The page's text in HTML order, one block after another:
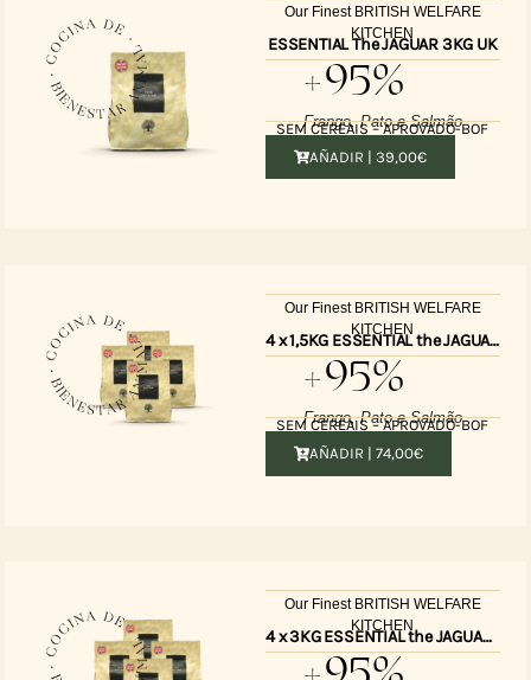
Our Finest BRITISH WELFARE
KITCHEN
ESSENTIAL The JAGUAR 3KG UK
+95%
Frango, Pato e Salmão
SEM CEREAIS – APROVADO-BOF
AÑADIR |39,00€
Our Finest BRITISH WELFARE
KITCHEN
4 x 1,5KG ESSENTIAL the JAGUAR UK
+95%
Frango, Pato e Salmão
SEM CEREAIS – APROVADO-BOF
AÑADIR |74,00€
Our Finest BRITISH WELFARE
KITCHEN
4 x 3KG ESSENTIAL the JAGUAR UK